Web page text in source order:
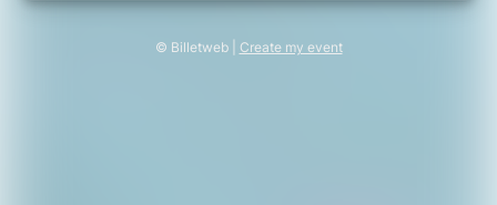
© Billetweb | Create my event